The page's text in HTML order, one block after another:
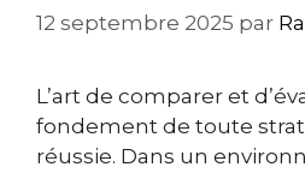
12 septembre 2025 par
L’art de comparer et
fondement de toute
réussie. Dans un